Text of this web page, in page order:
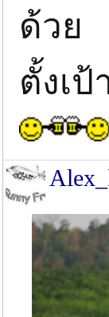
ด้วย
ตั้งเ